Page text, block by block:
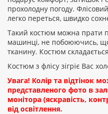
прохолодну погоду.
легко переться, швидко
Такий костюм можна прати
машинці, не побоюючись,
тканину. Костюм
Костюм з флісу зігріє Вас
Увага! Колір та відтінок
представленого фото в
монітора (яскравість,
від освітлення.
Рейтинг:
ПРОДОВЖИТИ